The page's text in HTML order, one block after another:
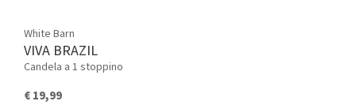
White Barn
VIVA BRAZIL
Candela a 1 stoppino
€ 19,99